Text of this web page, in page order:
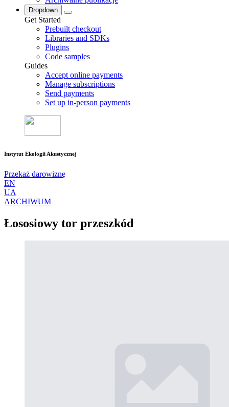
Dropdown
Get Started
Prebuilt checkout
Libraries and SDKs
Plugins
Code samples
Guides
Accept online payments
Manage subscriptions
Send payments
Set up in-person payments
Instytut Ekologii Akustycznej
Przekaż darowiznę
EN
UA
ARCHIWUM
Łososiowy tor przeszkód